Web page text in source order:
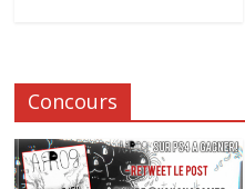
Concours